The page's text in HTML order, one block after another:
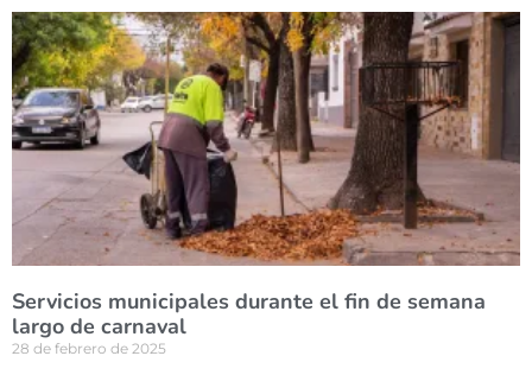
Servicios municipales durante el fin de semana
largo de carnaval
28 de febrero de 2025